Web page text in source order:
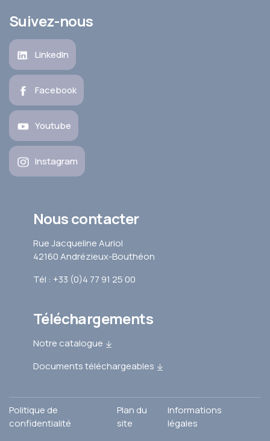
Suivez-nous
LinkedIn
Facebook
Youtube
Instagram
Nous contacter
Rue Jacqueline Auriol
42160 Andrézieux-Bouthéon
Tél : +33 (0)4 77 91 25 00
Téléchargements
Notre catalogue
Documents téléchargeables
Politique de
confidentialité
Plan du
site
Informations
légales